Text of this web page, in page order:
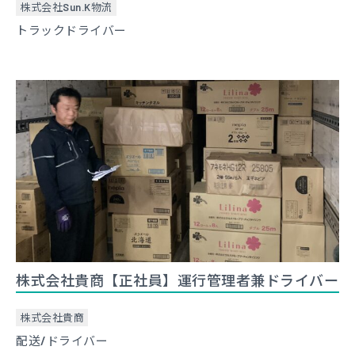
株式会社Sun.K物流
トラックドライバー
株式会社貴商【正社員】運行管理者兼ドライバー
株式会社貴商
配送/ドライバー